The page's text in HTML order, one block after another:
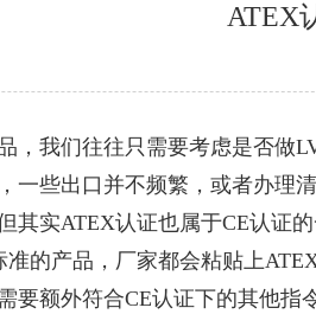
ATEX
，我们往往只需要考虑是否做
一些出口并不频繁，或者办理
其实ATEX认证也属于CE认证
的产品，厂家都会粘贴上
要额外符合CE认证下的其他指